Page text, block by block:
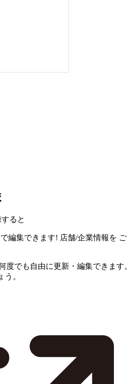
ると
編集できます! 店舗/企業情報を ご
度でも自由に更新・編集できます。
う。